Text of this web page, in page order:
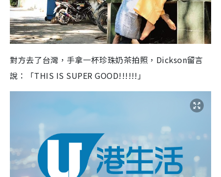
對方去了台灣，手拿一杯珍珠奶茶拍照，Dickson留言
說：「THIS IS SUPER GOOD!!!!!!」